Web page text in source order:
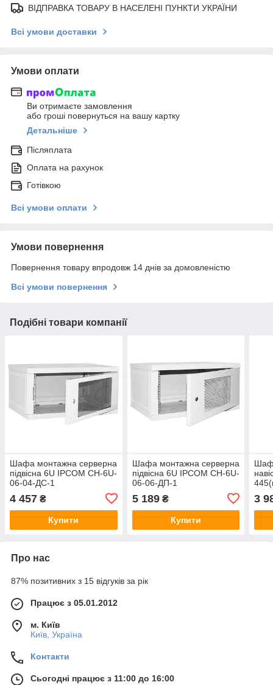
ВІДПРАВКА ТОВАРУ В НАСЕЛЕНІ ПУНКТИ УКРАЇНИ
Всі умови доставки
Умови оплати
Ви отримаєте замовлення
або гроші повернуться на вашу картку
Детальніше
Післяплата
Оплата на рахунок
Готівкою
Всі умови оплати
Умови повернення
Повернення товару впродовж 14 днів за домовленістю
Всі умови повернення
Подібні товари компанії
Шафа монтажна серверна
підвісна 6U IPCOM СН-6U-
06-04-ДС-1
Двері - скло
4 457 ₴
Купити
Шафа монтажна серверна
підвісна 6U IPCOM СН-6U-
06-06-ДП-1
Двері - перфорація
5 189₴
Купити
3
Про нас
87% позитивних з 15 відгуків за рік
Працює з 05.01.2012
м. Київ
Київ, Україна
Контакти
Сьогодні працює з 11:00 до 16:00